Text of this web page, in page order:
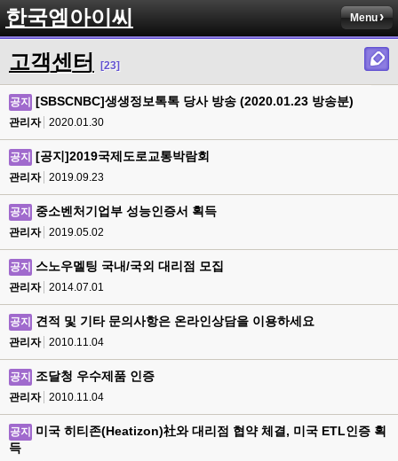
한국엠아이씨 Menu
고객센터 [23]
공지 [SBSCNBC]생생정보톡톡 당사 방송 (2020.01.23 방송분)
관리자 2020.01.30
공지 [공지]2019국제도로교통박람회
관리자 2019.09.23
공지 중소벤처기업부 성능인증서 획득
관리자 2019.05.02
공지 스노우멜팅 국내/국외 대리점 모집
관리자 2014.07.01
공지 견적 및 기타 문의사항은 온라인상담을 이용하세요
관리자 2010.11.04
공지 조달청 우수제품 인증
관리자 2010.11.04
공지
미국 히티존(Heatizon)社와 대리점 협약 체결, 미국 ETL인증 획
득